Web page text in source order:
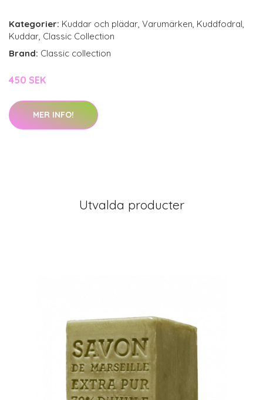
Kategorier: Kuddar och plädar, Varumärken, Kuddfodral,
Kuddar, Classic Collection
Brand: Classic collection
450 SEK
MER INFO!
Utvalda producter